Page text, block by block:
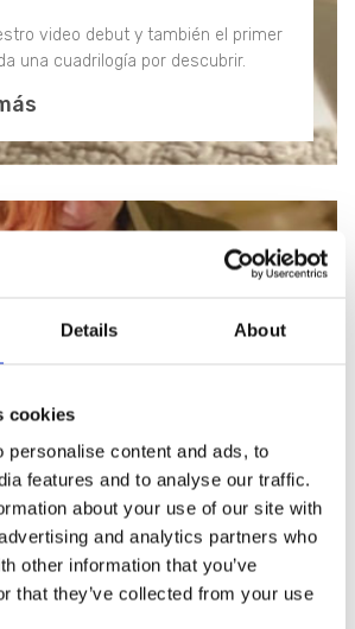
Details About
cookies
personalise content and ads, to
features and to analyse our traffic.
about your use of our site with
and analytics partners who
other information that you’ve
that they’ve collected from your use
video debut y también el primer
una cuadrilogía por descubrir.